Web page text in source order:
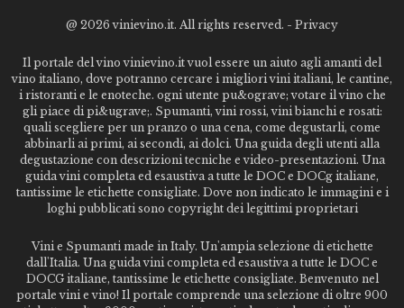
@ 2026 vinievino.it. All rights reserved. - Privacy
Il portale del vino vinievino.it vuol essere un aiuto agli amanti del
vino italiano, dove potranno cercare i migliori vini italiani, le cantine,
i ristoranti e le enoteche. ogni utente pu&ograve; votare il vino che
gli piace di pi&ugrave;. Spumanti, vini rossi, vini bianchi e rosati:
quali scegliere per un pranzo o una cena, come degustarli, come
abbinarli ai primi, ai secondi, ai dolci. Una guida degli utenti alla
degustazione con descrizioni tecniche e video-presentazioni. Una
guida vini completa ed esaustiva a tutte le DOC e DOCg italiane,
tantissime le etichette consigliate. Dove non indicato le immagini e i
loghi pubblicati sono copyright dei legittimi proprietari
Vini e Spumanti made in Italy. Un'ampia selezione di etichette
dall'Italia. Una guida vini completa ed esaustiva a tutte le DOC e
DOCG italiane, tantissime le etichette consigliate. Benvenuto nel
portale vini e vino! Il portale comprende una selezione di oltre 900